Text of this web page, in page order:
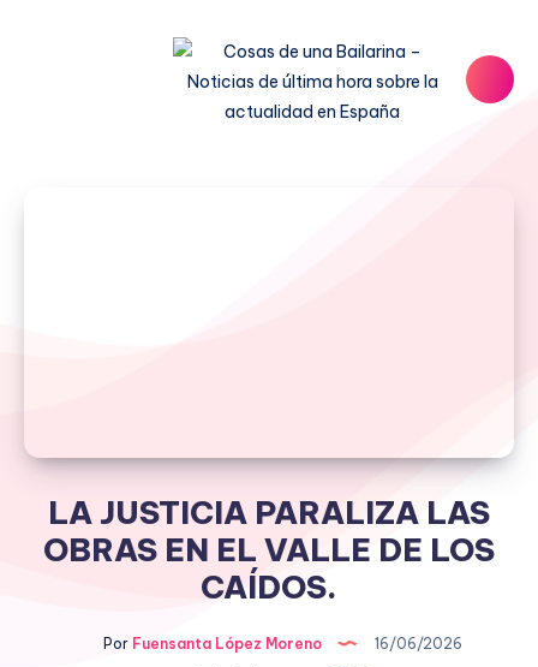
LA JUSTICIA PARALIZA LAS
OBRAS EN EL VALLE DE LOS
CAÍDOS.
Por Fuensanta López Moreno
16/06/2026